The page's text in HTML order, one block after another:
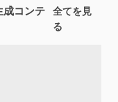
成コンテ 全てを見
る